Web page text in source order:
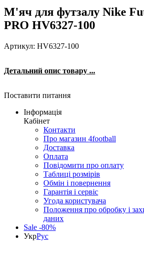
М'яч для футзалу Nike
PRO HV6327-100
Артикул: HV6327-100
Детальний опис товару ...
Поставити питання
Інформація
Кабінет
Контакти
Про магазин 4football
Доставка
Оплата
Повідомити про оплату
Таблиці розмірів
Обмін і повернення
Гарантія і сервіс
Угода користувача
Положення про обробку і
даних
Sale -80%
УкрРус